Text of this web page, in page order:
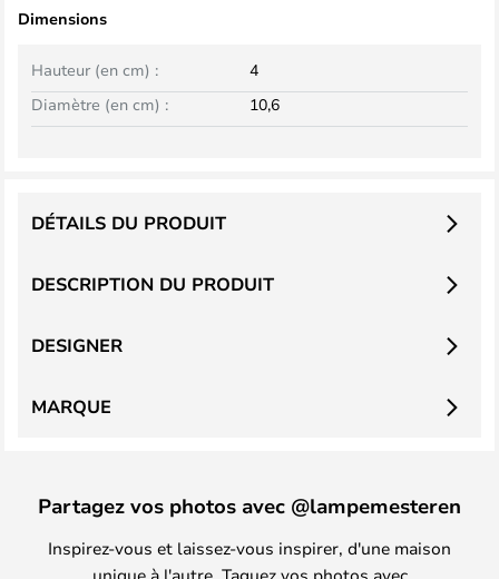
Dimensions
Hauteur (en cm) :
4
Diamètre (en cm) :
10,6
DESCRIPTION DU PRODUIT
DÉTAILS DU PRODUIT
DESIGNER
MARQUE
Partagez vos photos avec @lampemesteren
Inspirez-vous et laissez-vous inspirer, d'une maison
unique à l'autre. Taguez vos photos avec